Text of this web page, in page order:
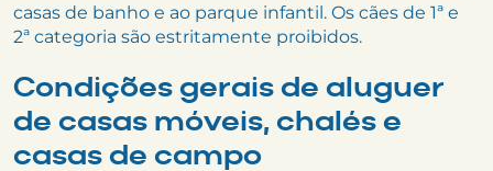
casas de banho e ao parque infantil. Os cães de 1ª e
2ª categoria são estritamente proibidos.
Condições gerais de aluguer
de casas móveis, chalés e
casas de campo